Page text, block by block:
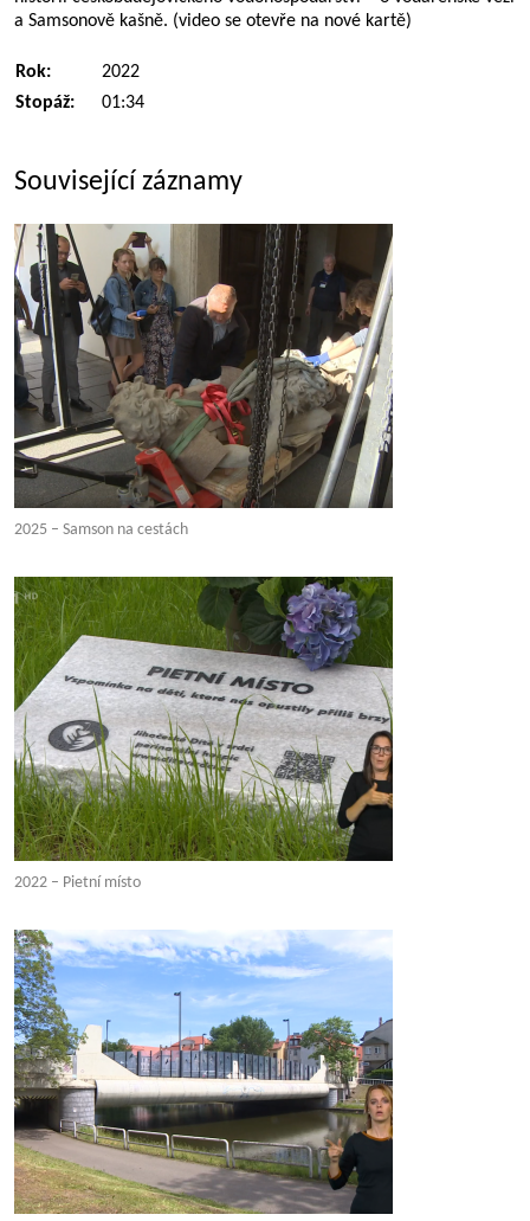
a Samsonově kašně. (video se otevře na nové kartě)
Rok:
2022
Stopáž:
01:34
Související záznamy
2025 – Samson na cestách
2022 – Pietní místo